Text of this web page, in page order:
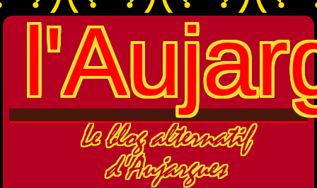
Le blog alternatif
d'Aujargues